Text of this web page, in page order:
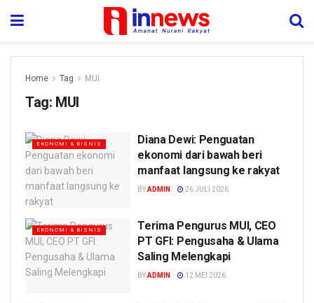
Home Tag MUI
Tag: MUI
EKONOMI & BISNIS
Diana Dewi: Penguatan
ekonomi dari bawah beri
manfaat langsung ke rakyat
BY ADMIN 26 JULI 2026
EKONOMI & BISNIS
Terima Pengurus MUI, CEO
PT GFI: Pengusaha & Ulama
Saling Melengkapi
BY ADMIN 12 MEI 2026